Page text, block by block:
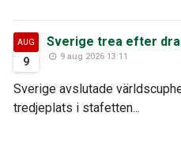
AUG
9
Sverige trea efter
9 aug 2026 13:11
Sverige avslutade
tredjeplats i stafetten...